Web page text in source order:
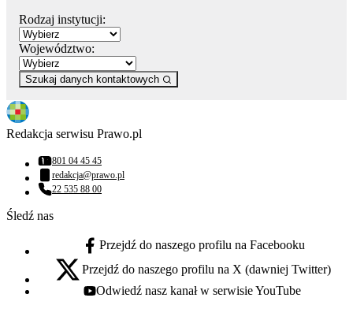
Rodzaj instytucji:
Województwo:
Szukaj danych kontaktowych
Redakcja serwisu Prawo.pl
Numer telefonu:
801 04 45 45
Adres email:
redakcja@prawo.pl
Numer telefonu:
22 535 88 00
Śledź nas
facebook - otwiera się w nowej karcie
Przejdź do naszego profilu na Facebooku
x - otwiera się w nowej karcie
Przejdź do naszego profilu na X (dawniej Twitter)
youtube - otwiera się w nowej karcie
Odwiedź nasz kanał w serwisie YouTube